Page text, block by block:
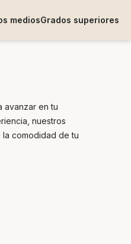
mediosGrados superiores
avanzar en tu
nuestros
comodidad de tu